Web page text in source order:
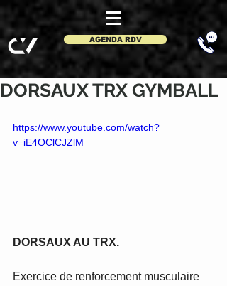
AGENDA RDV
DORSAUX TRX GYMBALL
https://www.youtube.com/watch?
v=iE4OClCJZlM
DORSAUX AU TRX.
Exercice de renforcement musculaire